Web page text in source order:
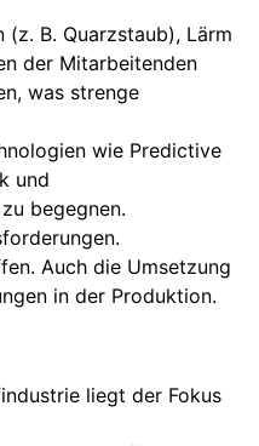
B. Quarzstaub), Lärm
der Mitarbeitenden
was strenge
wie Predictive
und
begegnen.
Auch die Umsetzung
in der Produktion.
liegt der Fokus